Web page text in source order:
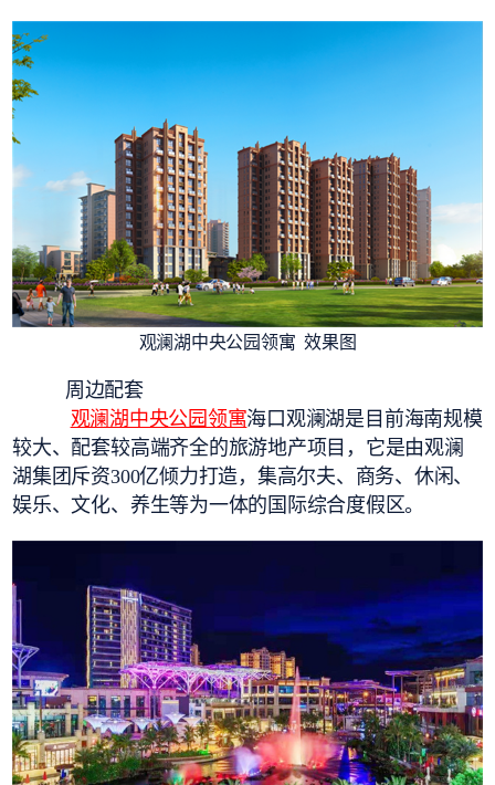
观澜湖中央公园领寓 效果图
周边配套
观澜湖中央公园领寓海口观澜湖是目前海南规模
较大、配套较高端齐全的旅游地产项目，它是由观澜
湖集团斥资300亿倾力打造，集高尔夫、商务、休闲、
娱乐、文化、养生等为一体的国际综合度假区。